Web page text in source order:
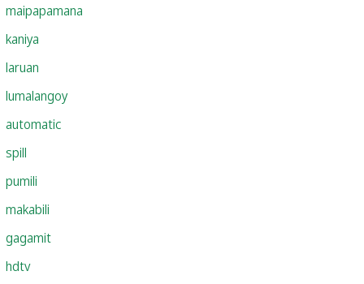
maipapamana
kaniya
laruan
lumalangoy
automatic
spill
pumili
makabili
gagamit
hdtv